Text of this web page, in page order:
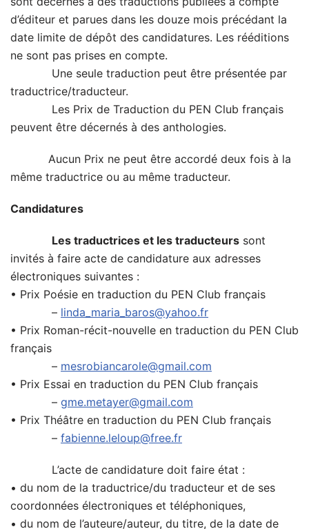
d’éditeur et parues dans les douze mois précédant la
date limite de dépôt des candidatures. Les rééditions
ne sont pas prises en compte.
Une seule traduction peut être présentée par
traductrice/traducteur.
Les Prix de Traduction du PEN Club français
peuvent être décernés à des anthologies.
Aucun Prix ne peut être accordé deux fois à la
même traductrice ou au même traducteur.
Candidatures
Les traductrices et les traducteurs sont
invités à faire acte de candidature aux adresses
électroniques suivantes :
• Prix Poésie en traduction du PEN Club français
– linda_maria_baros@yahoo.fr
• Prix Roman-récit-nouvelle en traduction du PEN Club
français
– mesrobiancarole@gmail.com
• Prix Essai en traduction du PEN Club français
– gme.metayer@gmail.com
• Prix Théâtre en traduction du PEN Club français
– fabienne.leloup@free.fr
L’acte de candidature doit faire état :
• du nom de la traductrice/du traducteur et de ses
coordonnées électroniques et téléphoniques,
• du nom de l’auteure/auteur, du titre, de la date de